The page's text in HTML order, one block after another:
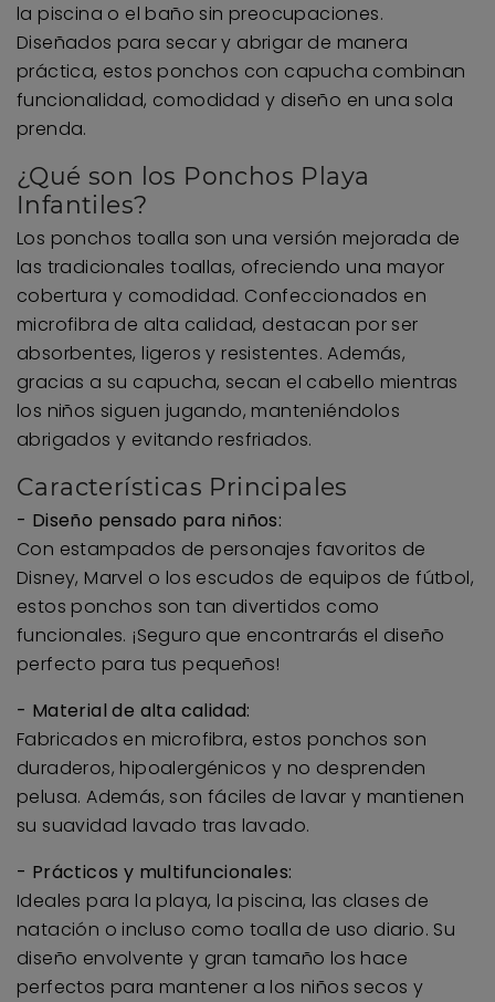
la piscina o el baño sin preocupaciones.
Diseñados para secar y abrigar de manera
práctica, estos ponchos con capucha combinan
funcionalidad, comodidad y diseño en una sola
prenda.
¿Qué son los Ponchos Playa
Infantiles?
Los ponchos toalla son una versión mejorada de
las tradicionales toallas, ofreciendo una mayor
cobertura y comodidad. Confeccionados en
microfibra de alta calidad, destacan por ser
absorbentes, ligeros y resistentes. Además,
gracias a su capucha, secan el cabello mientras
los niños siguen jugando, manteniéndolos
abrigados y evitando resfriados.
Características Principales
- Diseño pensado para niños:
Con estampados de personajes favoritos de
Disney, Marvel o los escudos de equipos de fútbol,
estos ponchos son tan divertidos como
funcionales. ¡Seguro que encontrarás el diseño
perfecto para tus pequeños!
- Material de alta calidad:
Fabricados en microfibra, estos ponchos son
duraderos, hipoalergénicos y no desprenden
pelusa. Además, son fáciles de lavar y mantienen
su suavidad lavado tras lavado.
- Prácticos y multifuncionales:
Ideales para la playa, la piscina, las clases de
natación o incluso como toalla de uso diario. Su
diseño envolvente y gran tamaño los hace
perfectos para mantener a los niños secos y